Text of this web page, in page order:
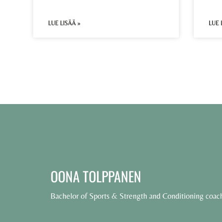
LUE LISÄÄ » LUE
OONA TOLPPANEN
Bachelor of Sports & Strength and Conditioning